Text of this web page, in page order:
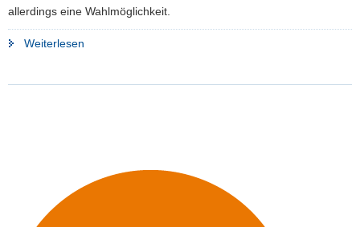
allerdings eine Wahlmöglichkeit.
Weiterlesen